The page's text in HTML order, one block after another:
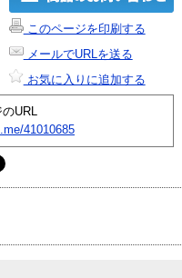
このページを印刷する
メールでURLを送る
お気に入りに追加する
URL
41010685